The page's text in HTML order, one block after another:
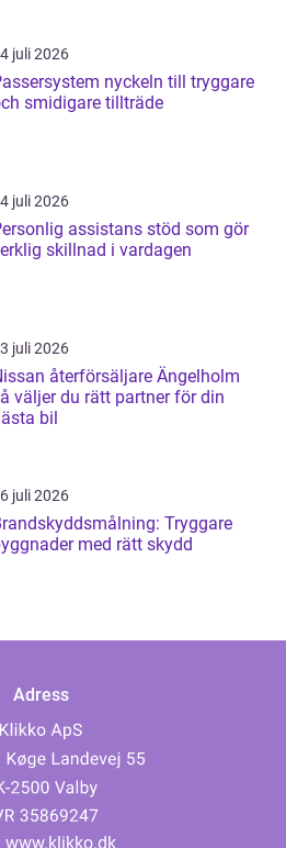
juli 2026
nyckeln till tryggare
smidigare tillträde
juli 2026
assistans stöd som gör
skillnad i vardagen
juli 2026
återförsäljare Ängelholm
väljer du rätt partner för din
bil
juli 2026
Tryggare
med rätt skydd
Adress
www.klikko.dk